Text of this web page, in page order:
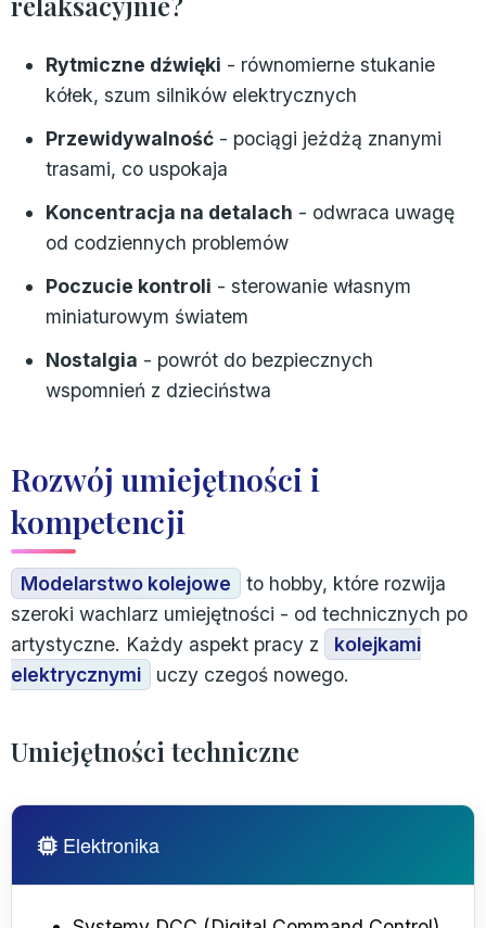
Rytmiczne dźwięki - równomierne stukanie
kółek, szum silników elektrycznych
Przewidywalność - pociągi jeżdżą znanymi
trasami, co uspokaja
Koncentracja na detalach - odwraca uwagę
od codziennych problemów
Poczucie kontroli - sterowanie własnym
miniaturowym światem
Nostalgia - powrót do bezpiecznych
wspomnień z dzieciństwa
Rozwój umiejętności i
kompetencji
Modelarstwo kolejowe
to hobby, które rozwija
szeroki wachlarz umiejętności - od technicznych po
artystyczne. Każdy aspekt pracy z
kolejkami
elektrycznymi
uczy czegoś nowego.
Umiejętności techniczne
Elektronika